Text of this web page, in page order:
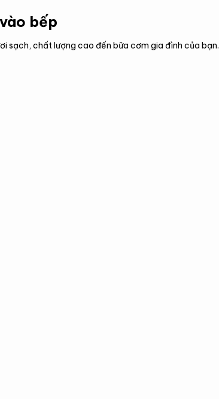
bếp
sạch, chất lượng cao đến bữa cơm gia đình của bạn.